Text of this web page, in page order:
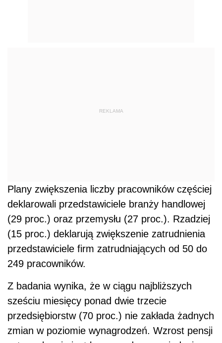
REKLAMA
Plany zwiększenia liczby pracowników częściej
deklarowali przedstawiciele branży handlowej
(29 proc.) oraz przemysłu (27 proc.). Rzadziej
(15 proc.) deklarują zwiększenie zatrudnienia
przedstawiciele firm zatrudniających od 50 do
249 pracowników.
Z badania wynika, że w ciągu najbliższych
sześciu miesięcy ponad dwie trzecie
przedsiębiorstw (70 proc.) nie zakłada żadnych
zmian w poziomie wynagrodzeń. Wzrost pensji